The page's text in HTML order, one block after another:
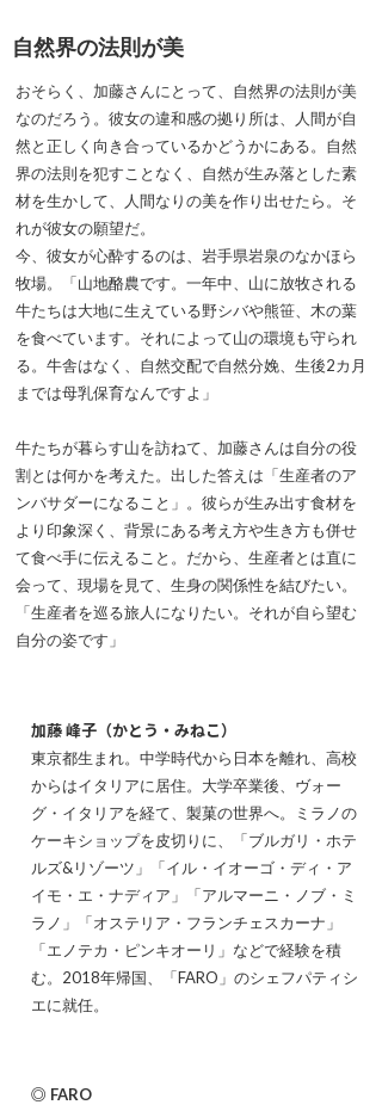
自然界の法則が美
おそらく、加藤さんにとって、自然界の法則が美
なのだろう。彼女の違和感の拠り所は、人間が自
然と正しく向き合っているかどうかにある。自然
界の法則を犯すことなく、自然が生み落とした素
材を生かして、人間なりの美を作り出せたら。そ
れが彼女の願望だ。
今、彼女が心酔するのは、岩手県岩泉のなかほら
牧場。「山地酪農です。一年中、山に放牧される
牛たちは大地に生えている野シバや熊笹、木の葉
を食べています。それによって山の環境も守られ
る。牛舎はなく、自然交配で自然分娩、生後2カ月
までは母乳保育なんですよ」
牛たちが暮らす山を訪ねて、加藤さんは自分の役
割とは何かを考えた。出した答えは「生産者のア
ンバサダーになること」。彼らが生み出す食材を
より印象深く、背景にある考え方や生き方も併せ
て食べ手に伝えること。だから、生産者とは直に
会って、現場を見て、生身の関係性を結びたい。
「生産者を巡る旅人になりたい。それが自ら望む
自分の姿です」
加藤 峰子（かとう・みねこ）
東京都生まれ。中学時代から日本を離れ、高校
からはイタリアに居住。大学卒業後、ヴォー
グ・イタリアを経て、製菓の世界へ。ミラノの
ケーキショップを皮切りに、「ブルガリ・ホテ
ルズ&リゾーツ」「イル・イオーゴ・ディ・ア
イモ・エ・ナディア」「アルマーニ・ノブ・ミ
ラノ」「オステリア・フランチェスカーナ」
「エノテカ・ピンキオーリ」などで経験を積
む。2018年帰国、「FARO」のシェフパティシ
エに就任。
◎ FARO